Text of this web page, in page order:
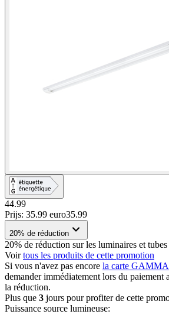
44.99
Prijs: 35.99 euro35.99
20% de réduction
20% de réduction sur les luminaires et
Voirtous les produits de cette promotion
Si vous n'avez pas encore la carte
demander immédiatement lors du paiement
la réduction.
Plus que 3 jours pour profiter de cette
Puissance source lumineuse: